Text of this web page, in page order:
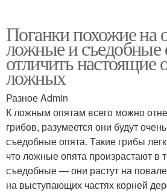
Поганки похожие на
ложные и съедобные
отличить настоящие
ложных
Разное Admin
К ложным опятам всего можно
грибов, разумеется они будут
съедобные опята. Такие грибы
что ложные опята произрастают в
съедобные — они растут на
на выступающих частях корней